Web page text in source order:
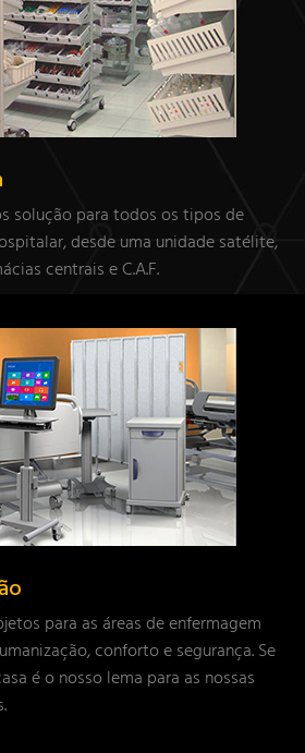
solução para todos os tipos de
desde uma unidade satélite,
centrais e C.A.F.
para as áreas de enfermagem
conforto e segurança. Se
é o nosso lema para as nossas